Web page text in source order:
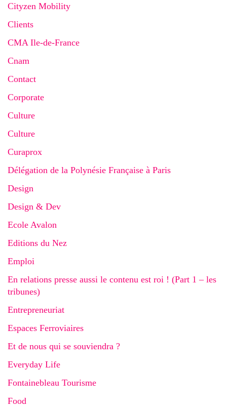
Cityzen Mobility
Clients
CMA Ile-de-France
Cnam
Contact
Corporate
Culture
Culture
Curaprox
Délégation de la Polynésie Française à Paris
Design
Design & Dev
Ecole Avalon
Editions du Nez
Emploi
En relations presse aussi le contenu est roi ! (Part 1 – les
tribunes)
Entrepreneuriat
Espaces Ferroviaires
Et de nous qui se souviendra ?
Everyday Life
Fontainebleau Tourisme
Food